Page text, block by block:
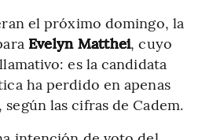
el próximo domingo, la
Evelyn Matthei, cuyo
es la candidata
ha perdido en apenas
las cifras de Cadem.